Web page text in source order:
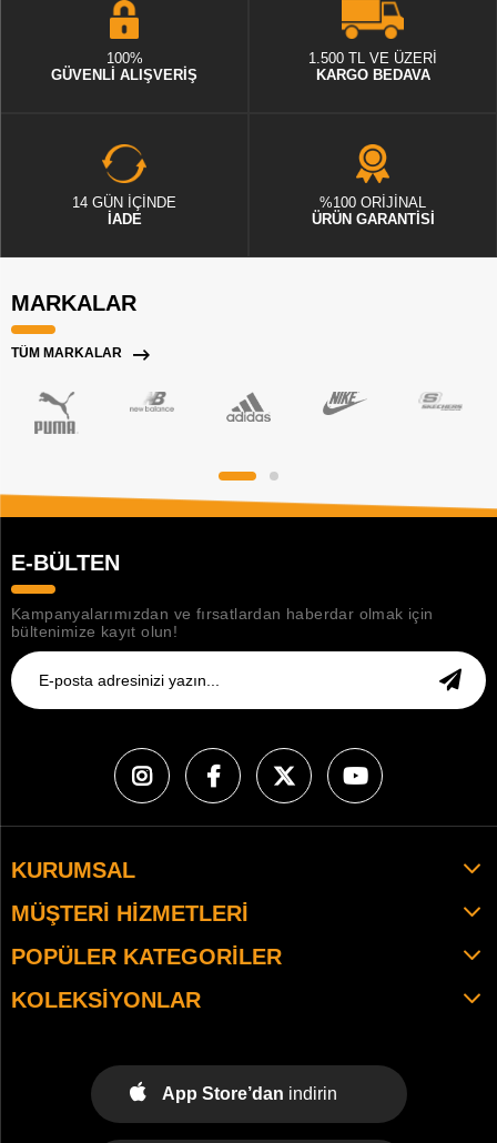
100%
GÜVENLİ ALIŞVERİŞ
1.500 TL VE ÜZERİ
KARGO BEDAVA
14 GÜN İÇİNDE
İADE
%100 ORİJİNAL
ÜRÜN GARANTİSİ
MARKALAR
TÜM MARKALAR
E-BÜLTEN
Kampanyalarımızdan ve fırsatlardan haberdar olmak için
bültenimize kayıt olun!
KURUMSAL
MÜŞTERI HIZMETLERI
POPÜLER KATEGORILER
KOLEKSIYONLAR
App Store’dan indirin